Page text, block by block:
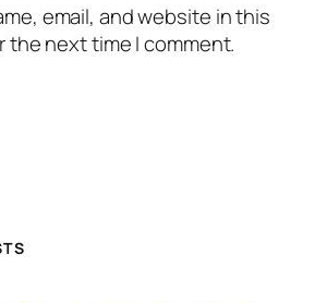
email, and website in this
the next time I comment.